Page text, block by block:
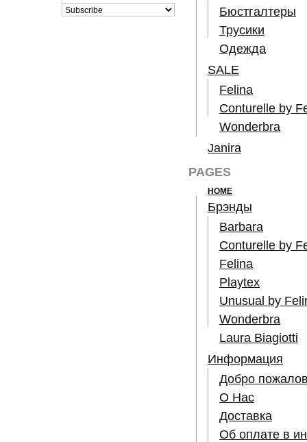
Бюстгалтеры
Трусики
Одежда
SALE
Felina
Conturelle by
Wonderbra
Janira
PAGES
HOME
Брэнды
Barbara
Conturelle by
Felina
Playtex
Unusual by
Wonderbra
Laura Biagiotti
Информация
Добро
О Нас
Доставка
Об оплате в